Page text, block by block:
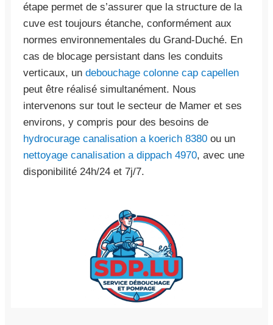
étape permet de s’assurer que la structure de la
cuve est toujours étanche, conformément aux
normes environnementales du Grand-Duché. En
cas de blocage persistant dans les conduits
verticaux, un debouchage colonne cap capellen
peut être réalisé simultanément. Nous
intervenons sur tout le secteur de Mamer et ses
environs, y compris pour des besoins de
hydrocurage canalisation a koerich 8380 ou un
nettoyage canalisation a dippach 4970, avec une
disponibilité 24h/24 et 7j/7.